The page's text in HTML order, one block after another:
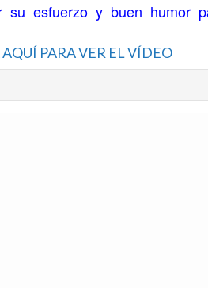
esfuerzo y buen humor
PARA VER EL VÍDEO